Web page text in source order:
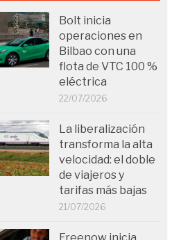
Bolt inicia
operaciones en
Bilbao con una
flota de VTC 100 %
eléctrica
22/07/2026
La liberalización
transforma la alta
velocidad: el doble
de viajeros y
tarifas más bajas
21/07/2026